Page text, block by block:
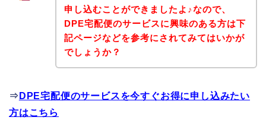
申し込むことができましたよ♪なので、
DPE宅配便のサービスに興味のある方は下
記ページなどを参考にされてみてはいかが
でしょうか？
⇒ DPE宅配便のサービスを今すぐお得に申し込みたい
方はこちら